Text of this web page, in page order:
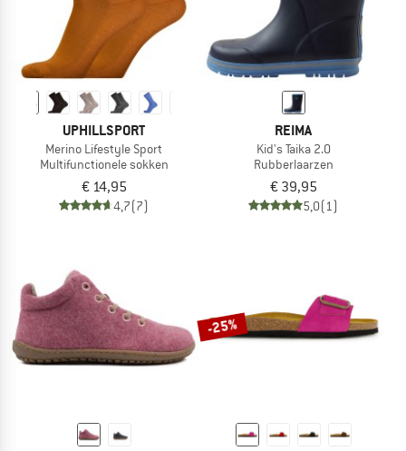
UPHILLSPORT
Merino Lifestyle Sport
Multifunctionele sokken
€ 14,95
4,7(7)
REIMA
Kid's Taika 2.0
Rubberlaarzen
€ 39,95
5,0(1)
-25%